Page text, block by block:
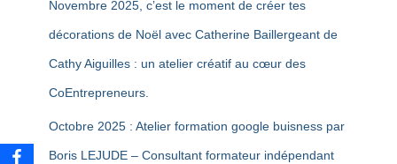
Novembre 2025, c’est le moment de créer tes
décorations de Noël avec Catherine Baillergeant de
Cathy Aiguilles : un atelier créatif au cœur des
CoEntrepreneurs.
Octobre 2025 : Atelier formation google buisness par
Boris LEJUDE – Consultant formateur indépendant